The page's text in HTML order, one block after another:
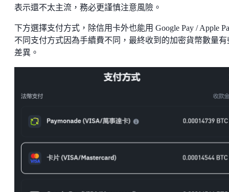
表示還不太主流，務必更謹慎注意風險。
下方選擇支付方式，除信用卡外也能用 Google Pay / Apple
不同支付方式因為手續費不同，最終收到的加密貨幣數量有
差異。